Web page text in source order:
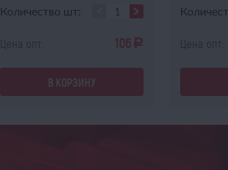
Количество шт:
Цена опт: 106 a
В КОРЗИНУ
Цена опт: